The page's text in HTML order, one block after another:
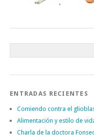
ENTRADAS RECIENTES
Comiendo contra el
Alimentación y estilo de
Charla de la doctora